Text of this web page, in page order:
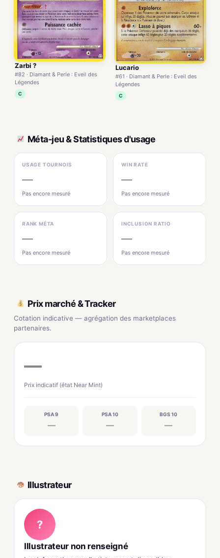
Zarbi ?
#82 · Diamant & Perle : Eveil des
Légendes
C
Lucario
#61 · Diamant & Perle : Eveil des
Légendes
C
Méta-jeu & Statistiques d'usage
USAGE TOURNOIS
—
Pas encore mesuré
WIN RATE
—
Pas encore mesuré
RANK MÉTA
—
Pas encore mesuré
INCLUSION RATIO
—
Pas encore mesuré
Prix marché & Tracker
Cotation indicative — agrégation des marketplaces
partenaires.
—
Prix indicatif (état Near Mint)
PSA 9
—
PSA 10
—
BGS 10
—
Illustrateur
?
Illustrateur non renseigné